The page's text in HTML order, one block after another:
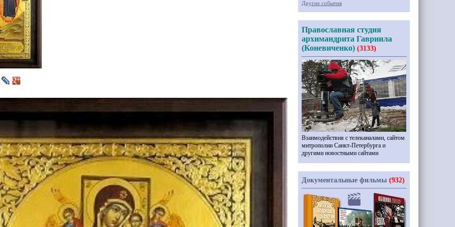
Другие события
Православная студия
архимандрита Гавриила
(Коневиченко) (3133)
Взаимодействия с телеканалами, сайтом
митрополии Санкт-Петербурга и
другими новостными сайтами
Документальные фильмы (932)